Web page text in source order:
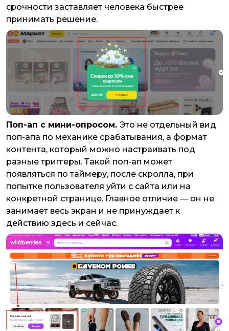
срочности заставляет человека быстрее
принимать решение.
Поп-ап с мини-опросом. Это не отдельный вид
поп-апа по механике срабатывания, а формат
контента, который можно настраивать под
разные триггеры. Такой поп-ап может
появляться по таймеру, после скролла, при
попытке пользователя уйти с сайта или на
конкретной странице. Главное отличие — он не
занимает весь экран и не принуждает к
действию здесь и сейчас.